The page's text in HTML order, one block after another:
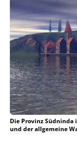
Die Provinz Südninda
und der allgemeine